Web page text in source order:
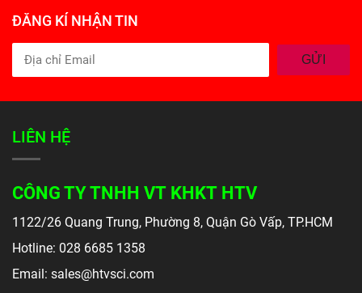
ĐĂNG KÍ NHẬN TIN
GỬI
LIÊN HỆ
CÔNG TY TNHH VT KHKT HTV
1122/26 Quang Trung, Phường 8, Quận Gò Vấp, TP.HCM
Hotline: 028 6685 1358
Email: sales@htvsci.com